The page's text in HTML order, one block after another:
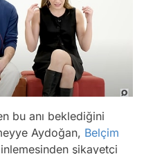
bu anı beklediğini
Aydoğan, Belçim
şikayetçi